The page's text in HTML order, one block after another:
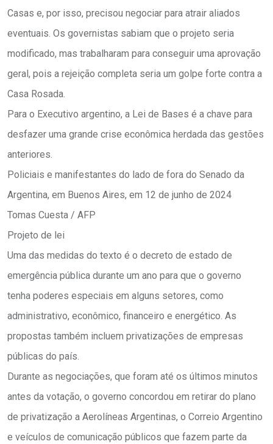
Casas e, por isso, precisou negociar para atrair aliados
eventuais. Os governistas sabiam que o projeto seria
modificado, mas trabalharam para conseguir uma aprovação
geral, pois a rejeição completa seria um golpe forte contra a
Casa Rosada.
Para o Executivo argentino, a Lei de Bases é a chave para
desfazer uma grande crise econômica herdada das gestões
anteriores.
Policiais e manifestantes do lado de fora do Senado da
Argentina, em Buenos Aires, em 12 de junho de 2024
Tomas Cuesta / AFP
Projeto de lei
Uma das medidas do texto é o decreto de estado de
emergência pública durante um ano para que o governo
tenha poderes especiais em alguns setores, como
administrativo, econômico, financeiro e energético. As
propostas também incluem privatizações de empresas
públicas do país.
Durante as negociações, que foram até os últimos minutos
antes da votação, o governo concordou em retirar do plano
de privatização a Aerolíneas Argentinas, o Correio Argentino
e veículos de comunicação públicos que fazem parte da